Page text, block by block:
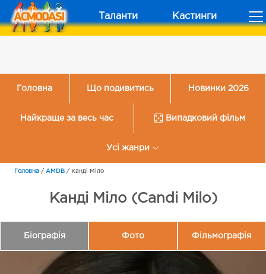
Таланти Кастинги
Головна Що подивитись Новинки 2026
Найкраще за весь час Випадковий фільм
Усі жанри
Головна / AMDB / Канді Міло
Канді Міло (Candi Milo)
Біографія Фото Фільмографія